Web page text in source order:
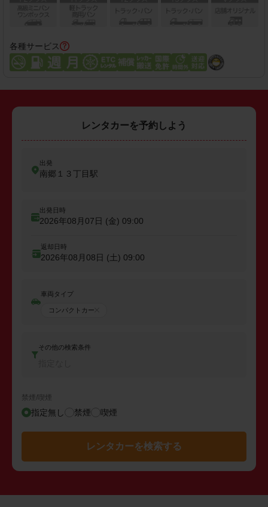
各種サービス
レンタカーを予約しよう
出発
南郷１３丁目駅
出発日時
2026年08月07日 (金) 09:00
返却日時
2026年08月08日 (土) 09:00
車両タイプ
コンパクトカー
その他の検索条件
禁煙/喫煙
指定無し 禁煙 喫煙
レンタカーを検索する